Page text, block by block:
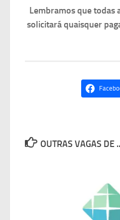
Lembramos que todas
solicitará quaisquer
OUTRAS VAGAS DE